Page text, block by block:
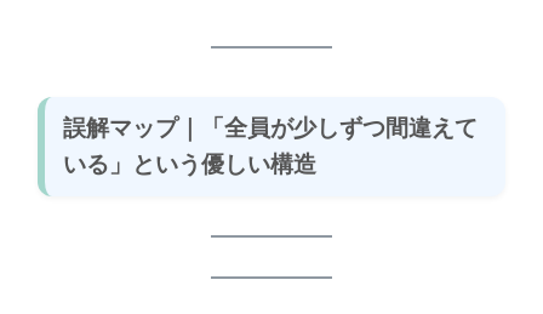
誤解マップ｜「全員が少しずつ間違えて
いる」という優しい構造